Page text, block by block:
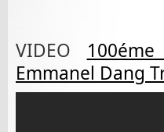
VIDEO
Emmanel Dang